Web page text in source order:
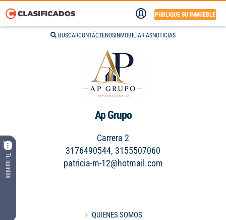
BUSCARCONTÁCTENOS INMOBILIARIASNOTICIAS
PUBLIQUE SU INMUEBLE
Ap Grupo
Carrera 2
3176490544, 3155507060
patricia-m-12@hotmail.com
QUIENES SOMOS
Tu opinión